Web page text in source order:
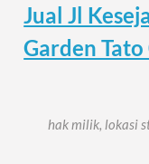
Jual Jl
Garden
hak milik, lokasi